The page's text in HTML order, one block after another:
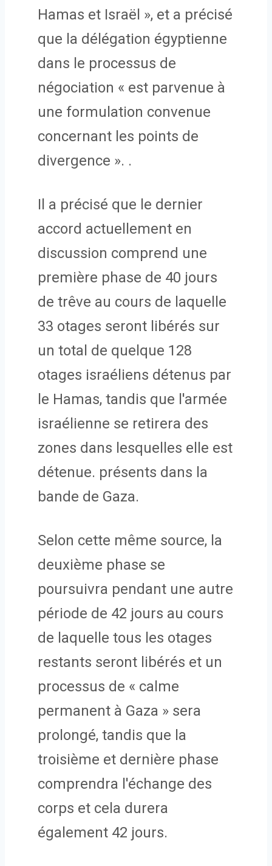
Hamas et Israël », et a précisé
que la délégation égyptienne
dans le processus de
négociation « est parvenue à
une formulation convenue
concernant les points de
divergence ». .
Il a précisé que le dernier
accord actuellement en
discussion comprend une
première phase de 40 jours
de trêve au cours de laquelle
33 otages seront libérés sur
un total de quelque 128
otages israéliens détenus par
le Hamas, tandis que l'armée
israélienne se retirera des
zones dans lesquelles elle est
détenue. présents dans la
bande de Gaza.
Selon cette même source, la
deuxième phase se
poursuivra pendant une autre
période de 42 jours au cours
de laquelle tous les otages
restants seront libérés et un
processus de « calme
permanent à Gaza » sera
prolongé, tandis que la
troisième et dernière phase
comprendra l'échange des
corps et cela durera
également 42 jours.